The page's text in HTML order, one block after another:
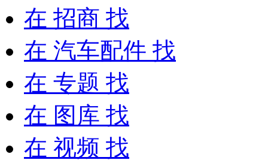
在 招商 找
在 汽车配件 找
在 专题 找
在 图库 找
在 视频 找